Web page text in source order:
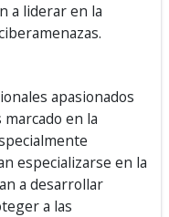
a liderar en la
apasionados
en la
especializarse en la
a desarrollar
a las